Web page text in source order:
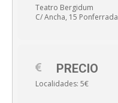
Teatro Bergidum
C/ Ancha, 15 Ponferrada
PRECIO
Localidades: 5€